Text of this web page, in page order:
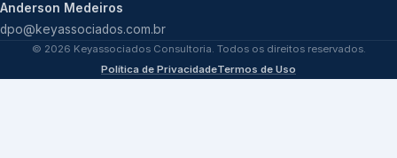
Anderson Medeiros
dpo@keyassociados.com.br
© 2026 Keyassociados Consultoria. Todos os direitos reservados.
Política de PrivacidadeTermos de Uso